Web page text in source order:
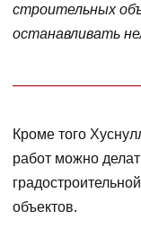
строительных
останавливать
Кроме того
работ можно
объектов.